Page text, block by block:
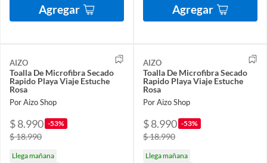
Agregar Agregar
AIZO
Toalla De Microfibra Secado
Rapido Playa Viaje Estuche
Rosa
Por Aizo Shop
$ 8.990 -53%
$ 18.990
Llega mañana
AIZO
Toalla De Microfibra Secado
Rapido Playa Viaje Estuche
Rosa
Por Aizo Shop
$ 8.990 -53%
$ 18.990
Llega mañana